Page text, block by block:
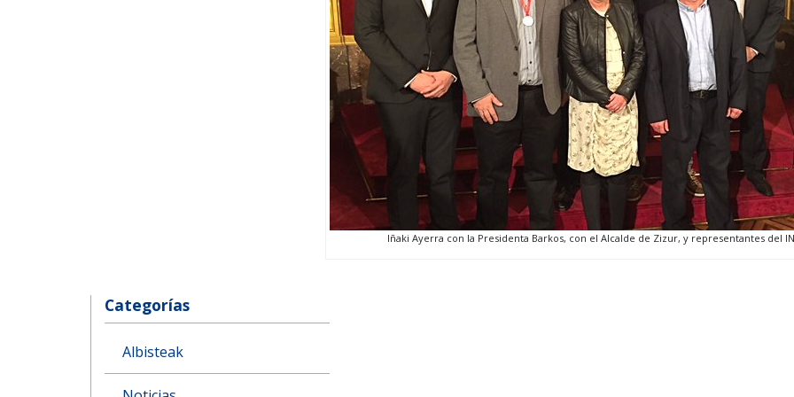
Iñaki Ayerra con la Presidenta Barkos, con el Alcalde de Zizur, y representantes del
Categorías
Albisteak